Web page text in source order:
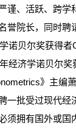
谨、活跃、跨
誉院长，同时
诺贝尔奖获得
经济学诺贝尔
》主编萧
一批受过现代
须拥有国外或